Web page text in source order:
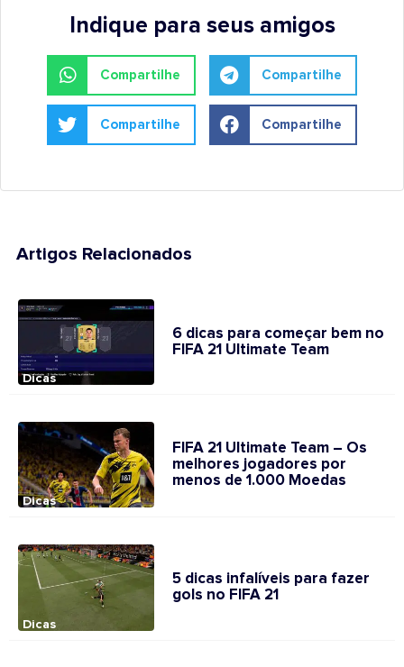
Indique para seus amigos
Compartilhe Compartilhe
Compartilhe Compartilhe
Artigos Relacionados
Dicas
6 dicas para começar bem no
FIFA 21 Ultimate Team
Dicas
FIFA 21 Ultimate Team – Os
melhores jogadores por
menos de 1.000 Moedas
Dicas
5 dicas infalíveis para fazer
gols no FIFA 21